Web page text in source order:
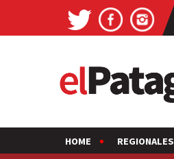
HOME REGIONALES